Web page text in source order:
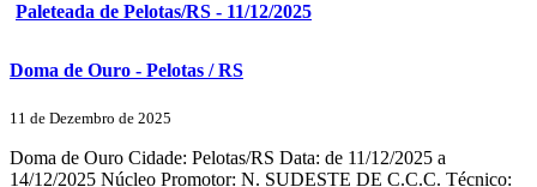
Paleteada de Pelotas/RS - 11/12/2025
Doma de Ouro - Pelotas / RS
11 de Dezembro de 2025
Doma de Ouro Cidade: Pelotas/RS Data: de 11/12/2025 a
14/12/2025 Núcleo Promotor: N. SUDESTE DE C.C.C. Técnico: